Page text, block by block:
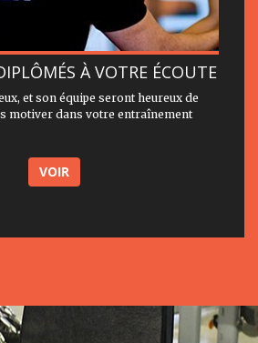
À VOTRE ÉCOUTE
et son équipe seront heureux de
motiver dans votre entraînement
VOIR